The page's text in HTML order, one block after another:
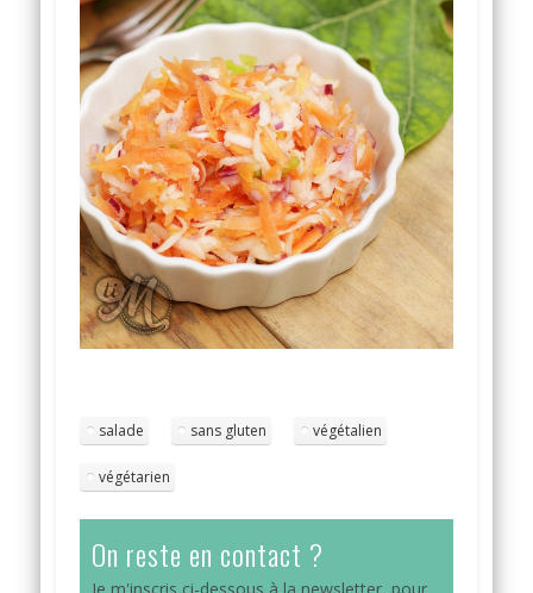
salade sans gluten végétalien
végétarien
On reste en contact ?